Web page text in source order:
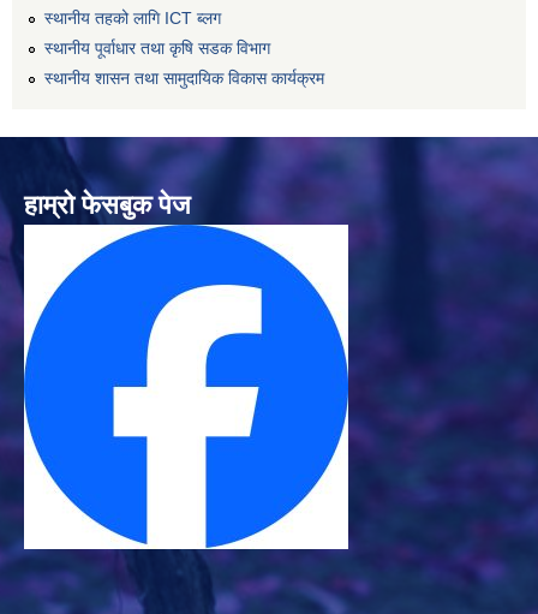
स्थानीय तहको लागि ICT ब्लग
स्थानीय पूर्वाधार तथा कृषि सडक विभाग
स्थानीय शासन तथा सामुदायिक विकास कार्यक्रम
हाम्रो फेसबुक पेज